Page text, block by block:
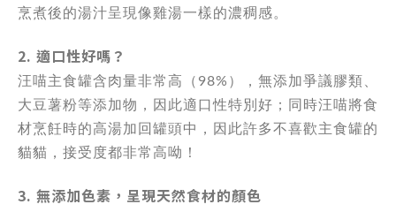
烹煮後的湯汁呈現像雞湯一樣的濃稠感。
2. 適口性好嗎？
汪喵主食罐含肉量非常高（98%），無添加爭議膠類、
大豆薯粉等添加物，因此適口性特別好；同時汪喵將食
材烹飪時的高湯加回罐頭中，因此許多不喜歡主食罐的
貓貓，接受度都非常高呦！
3. 無添加色素，呈現天然食材的顏色